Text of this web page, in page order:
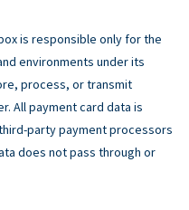
is responsible only for the
environments under its
process, or transmit
All payment card data is
party payment processors
does not pass through or